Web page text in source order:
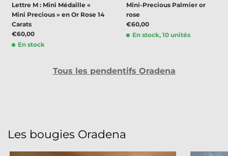
Lettre M : Mini Médaille «
Mini Precious » en Or Rose 14
Carats
€60,00
En stock
Mini-Precious Palmier or
rose
€60,00
En stock, 10 unités
Tous les pendentifs Oradena
Les bougies Oradena